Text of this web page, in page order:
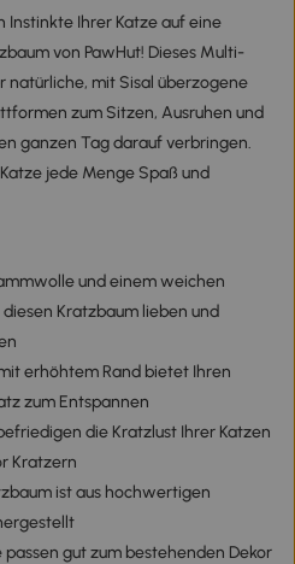
Instinkte Ihrer Katze auf eine
von PawHut! Dieses Multi-
mit Sisal überzogene
zum Sitzen, Ausruhen und
ganzen Tag darauf verbringen.
jede Menge Spaß und
und einem weichen
Kratzbaum lieben und
erhöhtem Rand bietet Ihren
zum Entspannen
die Kratzlust Ihrer Katzen
Kratzern
ist aus hochwertigen
gut zum bestehenden Dekor